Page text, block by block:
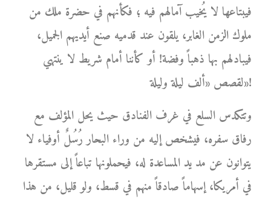
فيبتاعها لا يُخيب آمالهم فيه ؛ فكأنهم في حضرة ملك من
ملوك الزمن الغابر، يلقون عند قدميه صنع أيديهم الجميل،
فيبادلهم بها ذهباً وفضة! أو كأننا أمام شريط لا ينتهي
لقصص «ألف ليلة وليلة»!
وتتكدس السلع في غرف الفنادق حيث يحل المؤلف مع
رفاق سفره، فيشخص إليه من وراء البحار رُسُلٌ أوفياء لا
يتوانون عن مد يد المساعدة له، فيحملونها تباعاً إلى مستقرها
في أمريكا، إسهاماً صادقاً منهم في قسط، ولو قليل، من هذا